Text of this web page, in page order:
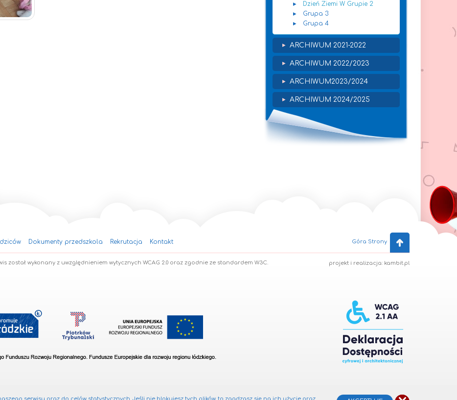
Dzień Ziemi W Grupie 2
Grupa 3
Grupa 4
ARCHIWUM 2021-2022
ARCHIWUM 2022/2023
ARCHIWUM2023/2024
ARCHIWUM 2024/2025
Dokumenty przedszkola Rekrutacja Kontakt Góra Strony
został wykonany z uwzględnieniem wytycznych WCAG 2.0 oraz zgodnie ze standardem W3C. projekt i realizacja: kambit.pl